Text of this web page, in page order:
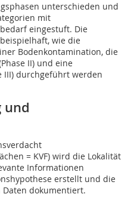
unterschieden und
mit
eingestuft. Die
wie die
Bodenkontamination, die
II) und eine
III) durchgeführt werden
und
= KVF) wird die Lokalität
Informationen
erstellt und die
dokumentiert.